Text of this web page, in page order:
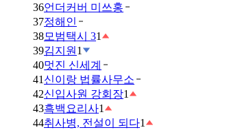
36언더커버 미쓰홍
37정해인
38모범택시 31
39김지원 1
40멋진 신세계
41 신이랑 법률사무소
42신입사원 강회장1
43흑백요리사1
44취사병, 전설이 되다1